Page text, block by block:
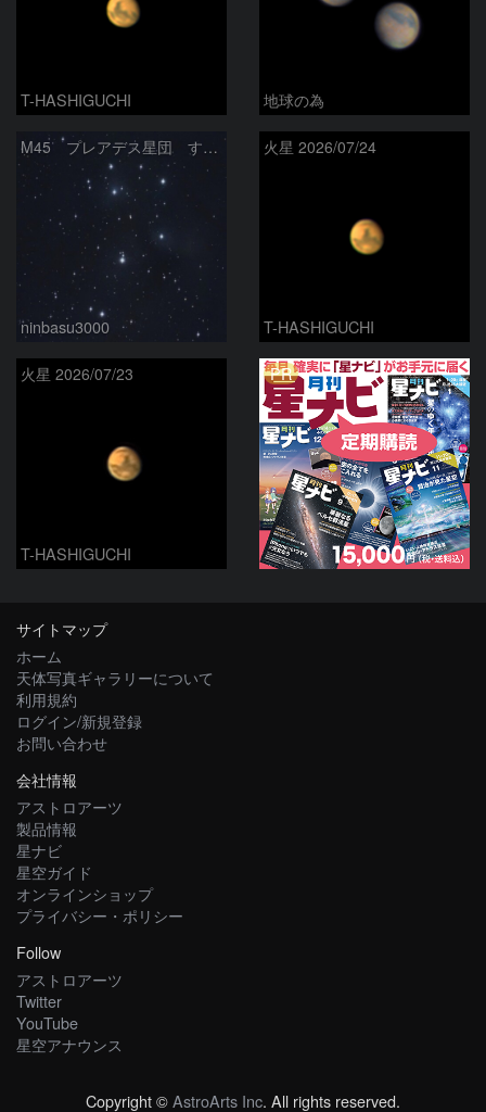
T-HASHIGUCHI 地球の為
M45 プレアデス星団 すばる
ninbasu3000
火星 2026/07/24
T-HASHIGUCHI
火星 2026/07/23
T-HASHIGUCHI
PR
サイトマップ
ホーム
天体写真ギャラリーについて
利用規約
ログイン/新規登録
お問い合わせ
会社情報
アストロアーツ
製品情報
星ナビ
星空ガイド
オンラインショップ
プライバシー・ポリシー
Follow
アストロアーツ
Twitter
YouTube
星空アナウンス
Copyright ©AstroArts Inc. All rights reserved.